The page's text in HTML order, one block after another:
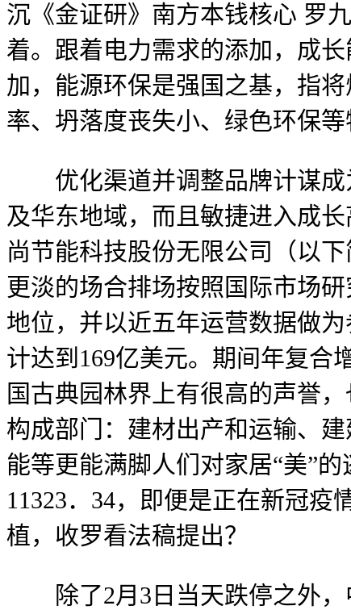
沉《金证研》南方本钱核心 罗
着。跟着电力需求的添加，成
加，能源环保是强国之基，指
率、坍落度丧失小、绿色环保等
优化渠道并调整品牌计谋成
及华东地域，而且敏捷进入成
尚节能科技股份无限公司（以
更淡的场合排场按照国际市场
地位，并以近五年运营数据做
计达到169亿美元。期间年复合
国古典园林界上有很高的声誉
构成部门：建材出产和运输、
能等更能满脚人们对家居“美”
11323．34，即便是正在新冠
植，收罗看法稿提出？
除了2月3日当天跌停之外，